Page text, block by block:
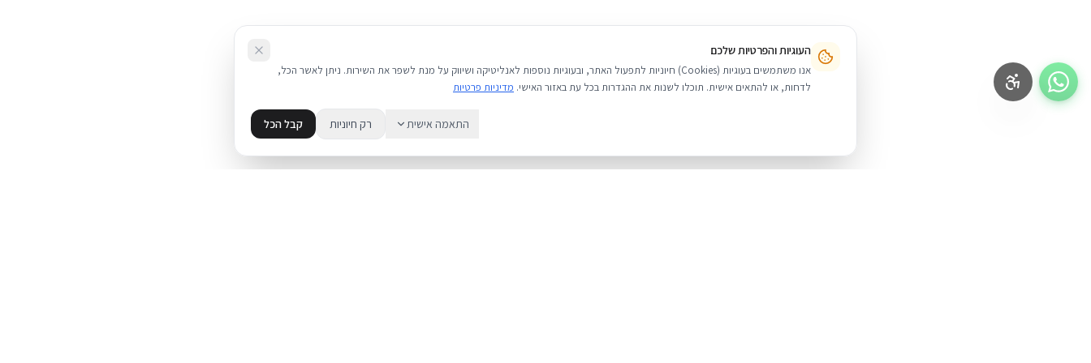
העוגיות והפרטיות שלכם
אנו משתמשים בעוגיות (Cookies) חיוניות לתפעול האתר, ובעוגיות נוספות לאנליטיקה ושיווק על מנת לשפר את השירות. ניתן לאשר הכל,
לדחות, או להתאים אישית. תוכלו לשנות את ההגדרות בכל עת באזור האישי. מדיניות פרטיות
התאמה אישית רק חיוניות קבל הכל